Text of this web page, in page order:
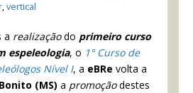
,vertical
a realizaçãodo primeiro curso
espeleologia, o 1° Curso de
Nível I, a eBRe volta a
Bonito (MS) a promoçãodestes